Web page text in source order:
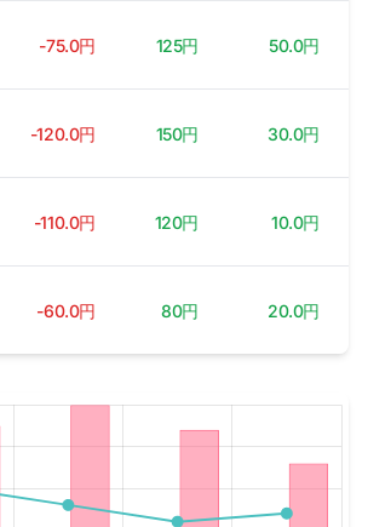
-75.0円 125円 50.0円
-120.0円 150円 30.0円
-110.0円 120円 10.0円
-60.0円 80円 20.0円